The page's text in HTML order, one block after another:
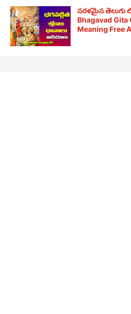
సరళమైన తెలుగు లో
Bhagavad Gita
Meaning Free